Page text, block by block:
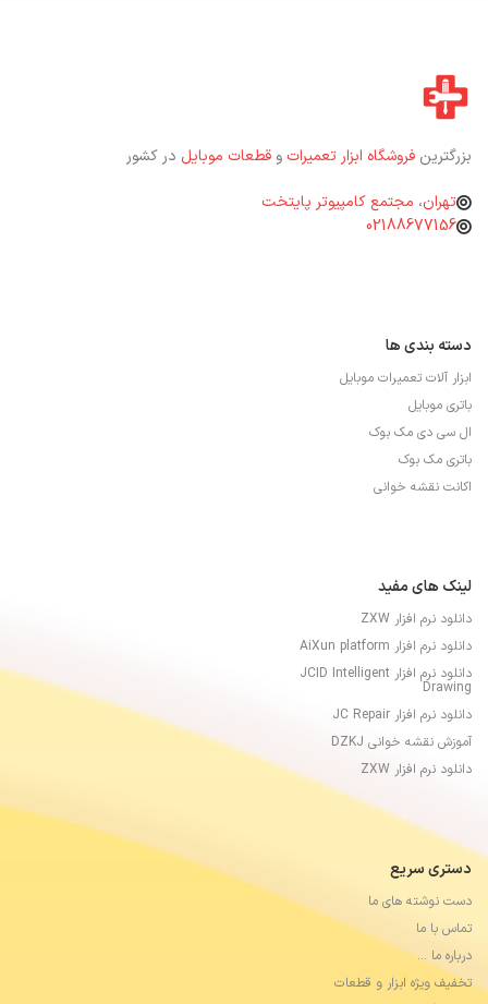
بزرگترین فروشگاه ابزار تعمیرات و قطعات موبایل در کشور
تهران، مجتمع کامپیوتر پایتخت
02188677156
دسته بندی ها
ابزار آلات تعمیرات موبایل
باتری موبایل
ال سی دی مک بوک
باتری مک بوک
اکانت نقشه خوانی
لینک های مفید
دانلود نرم افزار ZXW
دانلود نرم افزار AiXun platform
دانلود نرم افزار JCID Intelligent
Drawing
دانلود نرم افزار JC Repair
آموزش نقشه خوانی DZKJ
دانلود نرم افزار ZXW
دستری سریع
دست نوشته های ما
تماس با ما
درباره ما …
تخفیف ویژه ابزار و قطعات